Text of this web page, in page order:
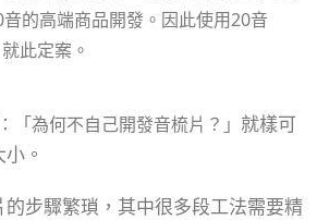
的高端商品開發。因此使用20音
此定案。
「為何不自己開發音梳片？」 就樣可
。
步驟繁瑣，其中很多段工法需要精